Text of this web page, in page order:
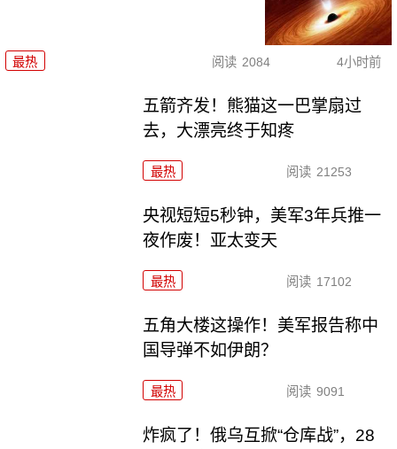
最热 阅读 2084 4小时前
五箭齐发！熊猫这一巴掌扇过
去，大漂亮终于知疼
最热 阅读 21253
央视短短5秒钟，美军3年兵推一
夜作废！亚太变天
最热 阅读 17102
五角大楼这操作！美军报告称中
国导弹不如伊朗？
最热 阅读 9091
炸疯了！俄乌互掀“仓库战”，28